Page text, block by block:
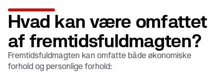
Hvad kan være omfattet
af fremtidsfuldmagten?
Fremtidsfuldmagten kan omfatte både økonomiske
forhold og personlige forhold: